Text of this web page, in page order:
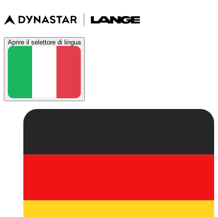
Aprire il selettore di lingua